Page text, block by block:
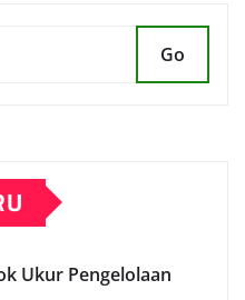
Go
Ukur Pengelolaan